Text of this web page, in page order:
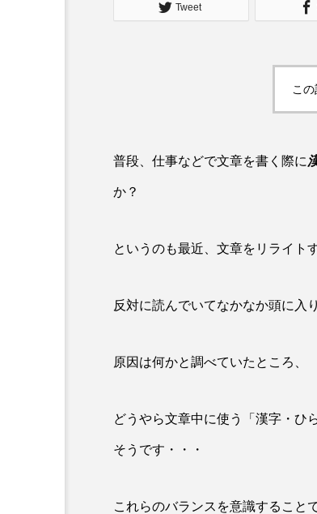
Tweet
こ
普段、仕事などで文章を書く際に
か？
というのも最近、文章をリライト
反対に読んでいてなかなか頭に入
原因は何かと調べていたところ、
どうやら文章中に使う「漢字・ひ
そうです・・・
これらのバランスを意識すること